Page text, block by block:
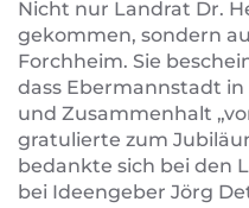
Nicht nur Landrat Dr.
gekommen, sondern
Forchheim. Sie
dass Ebermannstadt
und Zusammenhalt
gratulierte zum
bedankte sich bei den
bei Ideengeber Jörg